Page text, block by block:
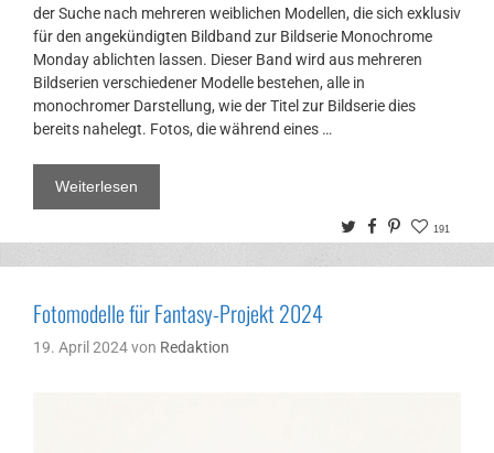
der Suche nach mehreren weiblichen Modellen, die sich exklusiv
für den angekündigten Bildband zur Bildserie Monochrome
Monday ablichten lassen. Dieser Band wird aus mehreren
Bildserien verschiedener Modelle bestehen, alle in
monochromer Darstellung, wie der Titel zur Bildserie dies
bereits nahelegt. Fotos, die während eines …
Weiterlesen
TwitterFacebook
Pinterest
191
Fotomodelle für Fantasy-Projekt 2024
19. April 2024von Redaktion